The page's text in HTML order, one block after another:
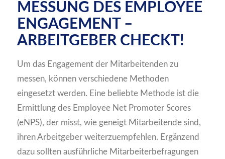
MESSUNG DES EMPLOYEE
ENGAGEMENT –
ARBEITGEBER CHECKT!
Um das Engagement der Mitarbeitenden zu
messen, können verschiedene Methoden
eingesetzt werden. Eine beliebte Methode ist die
Ermittlung des Employee Net Promoter Scores
(eNPS), der misst, wie geneigt Mitarbeitende sind,
ihren Arbeitgeber weiterzuempfehlen. Ergänzend
dazu sollten ausführliche Mitarbeiterbefragungen